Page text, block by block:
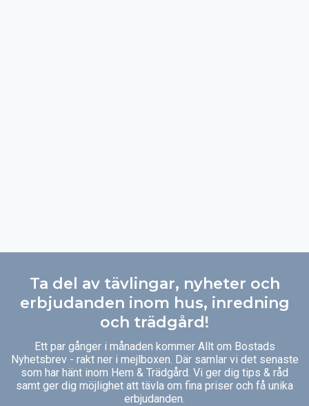
Ta del av tävlingar, nyheter och
erbjudanden inom hus, inredning
och trädgård!
Ett par gånger i månaden kommer Allt om Bostads
Nyhetsbrev - rakt ner i mejlboxen. Där samlar vi det senaste
som har hänt inom Hem & Trädgård. Vi ger dig tips & råd
samt ger dig möjlighet att tävla om fina priser och få unika
erbjudanden.